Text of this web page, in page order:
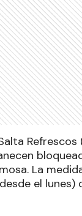
Refrescos
La
el lunes)